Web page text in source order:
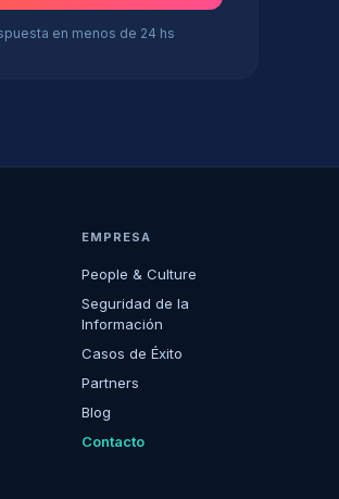
en menos de 24 hs
EMPRESA
People & Culture
Seguridad de la
Información
Casos de Éxito
Partners
Blog
Contacto